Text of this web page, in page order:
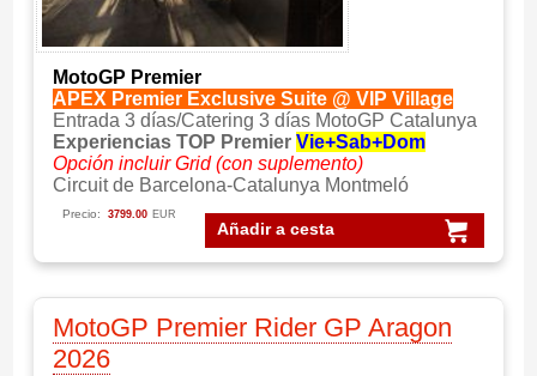
MotoGP Premier
APEX Premier Exclusive Suite @ VIP Village
Entrada 3 días/Catering 3 días MotoGP Catalunya
Experiencias TOP Premier Vie+Sab+Dom
Opción incluir Grid (con suplemento)
Circuit de Barcelona-Catalunya Montmeló
Añadir a cesta
Precio: 3799.00 EUR
MotoGP Premier Rider GP Aragon
2026